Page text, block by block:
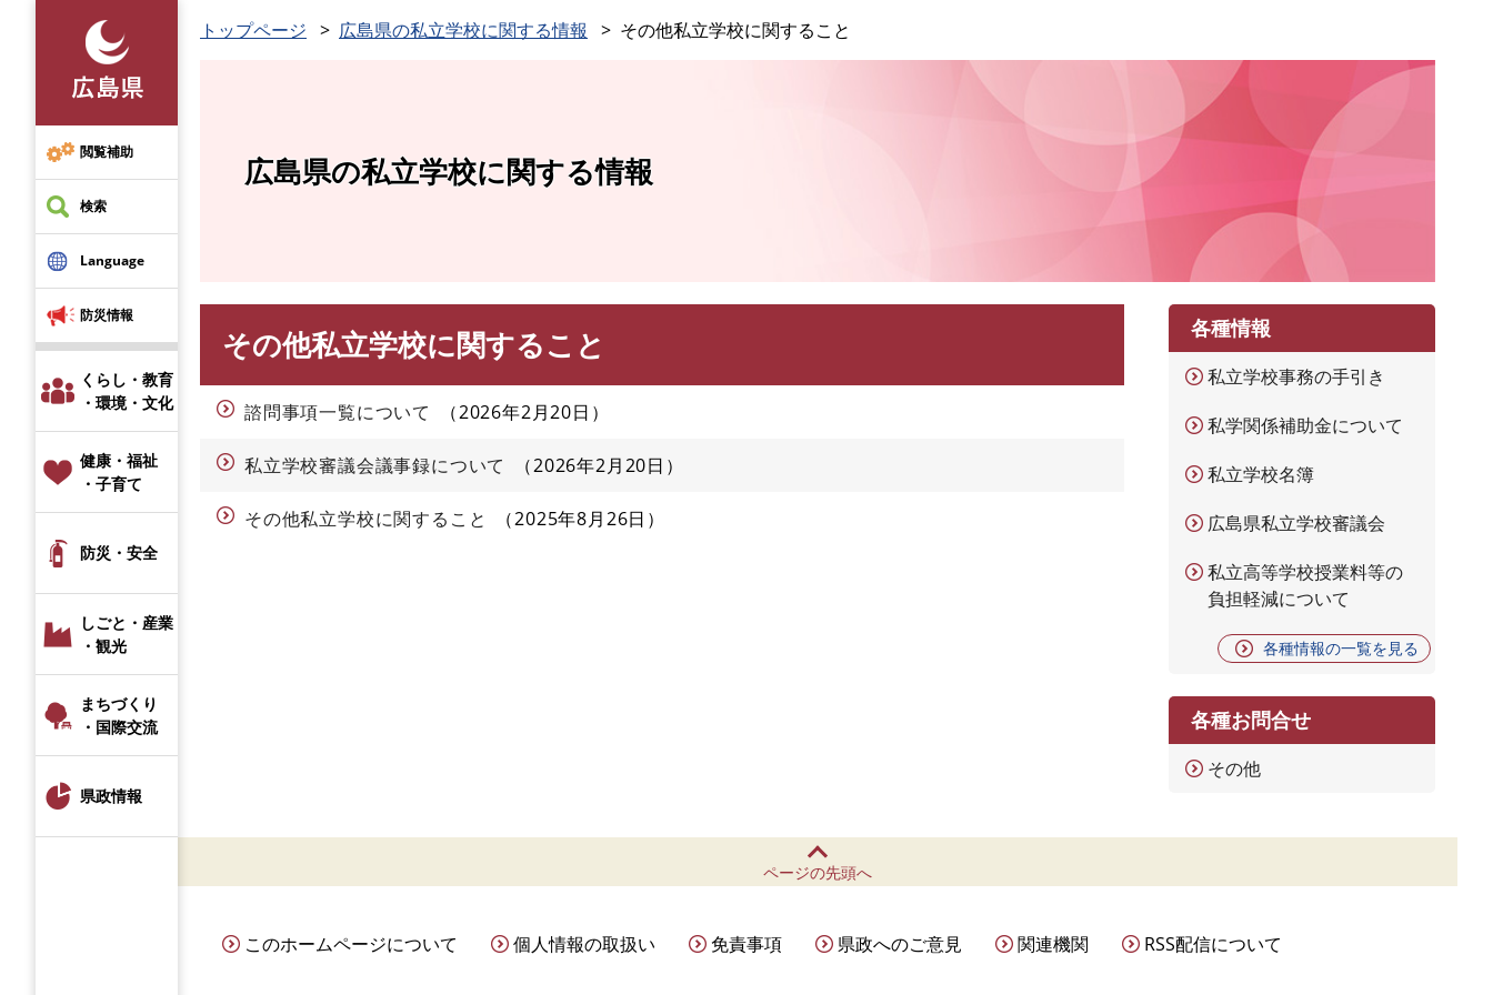
先
頭
で
す
閲覧補助
検索
Language
防災情報
くらし・教育
・環境・文化
健康・福祉
・子育て
防災・安全
しごと・産業
・観光
まちづくり
・国際交流
県政情報
トップページ 広島県の私立学校に関する情報 その他私立学校に関すること
広島県の私立学校に関する情報
その他私立学校に関すること
諮問事項一覧について 2026年2月20日
私立学校審議会議事録について 2026年2月20日
その他私立学校に関すること 2025年8月26日
各種情報
私立学校事務の手引き
私学関係補助金について
私立学校名簿
広島県私立学校審議会
私立高等学校授業料等の
負担軽減について
各種情報の一覧を見る
各種お問合せ
その他
ページの先頭へ
このホームページについて 個人情報の取扱い 免責事項 県政へのご意見 関連機関 RSS配信について